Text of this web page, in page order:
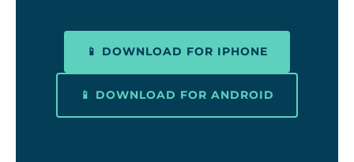
📱 DOWNLOAD FOR IPHONE
📱 DOWNLOAD FOR ANDROID